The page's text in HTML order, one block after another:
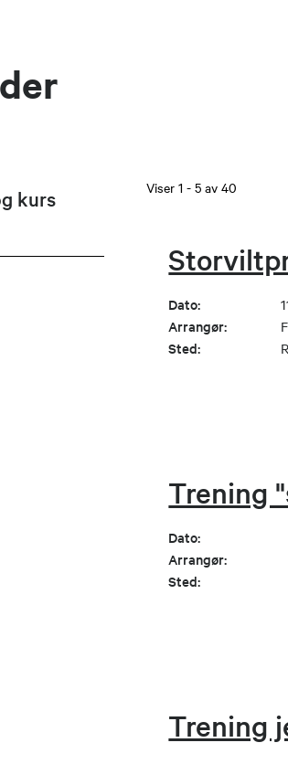
kurs Viser1- 5av40
Dato:
Arrangør:
Sted:
Trening
Dato:
Arrangør:
Sted:
Trening